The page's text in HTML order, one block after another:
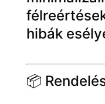
hibák
📦